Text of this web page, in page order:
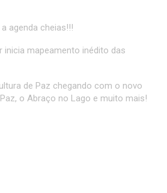
agenda cheias!!!
inicia mapeamento inédito das
de Paz chegando com o novo
o Abraço no Lago e muito mais!